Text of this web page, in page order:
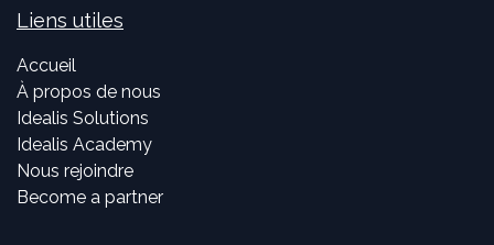
Liens utiles
Accueil
À propos de nous
Idealis Solutions
Idealis Academy
Nous rejoindre
Become a partner